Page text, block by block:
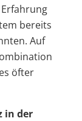
bereits
Auf
öfter
in der